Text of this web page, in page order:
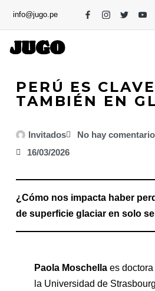
info@jugo.pe
PERÚ ES
TAMBIÉN EN
Invitados
No hay
16/03/2026
¿Cómo nos impacta haber
de superficie glaciar en solo
Paola Moschella es
la Universidad de